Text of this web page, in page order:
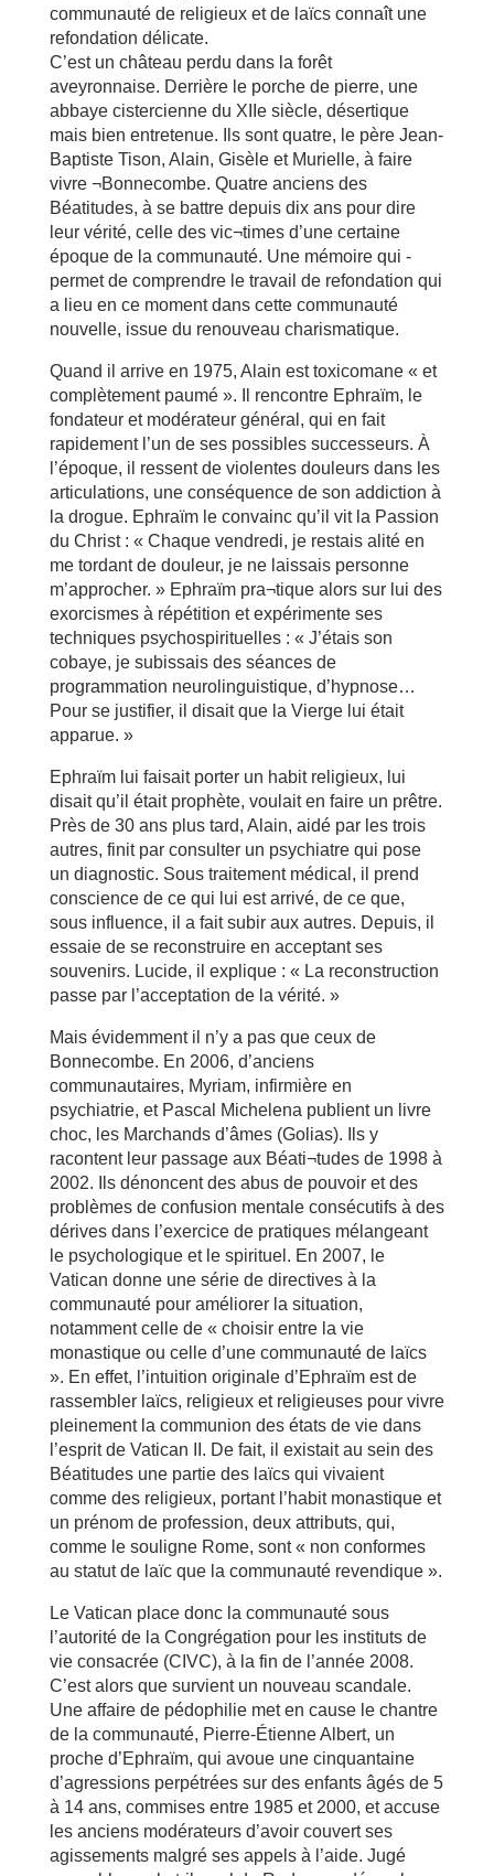
communauté de religieux et de laïcs connaît une
refondation délicate.
C’est un château perdu dans la forêt
aveyronnaise. Derrière le porche de pierre, une
abbaye cistercienne du XIIe siècle, désertique
mais bien entretenue. Ils sont quatre, le père Jean-
Baptiste Tison, Alain, Gisèle et Murielle, à faire
vivre ¬Bonnecombe. Quatre anciens des
Béatitudes, à se battre depuis dix ans pour dire
leur vérité, celle des vic¬times d’une certaine
époque de la communauté. Une mémoire qui -
permet de comprendre le travail de refondation qui
a lieu en ce moment dans cette communauté
nouvelle, issue du renouveau charismatique.
Quand il arrive en 1975, Alain est toxicomane « et
complètement paumé ». Il rencontre Ephraïm, le
fondateur et modérateur général, qui en fait
rapidement l’un de ses possibles successeurs. À
l’époque, il ressent de violentes douleurs dans les
articulations, une conséquence de son addiction à
la drogue. Ephraïm le convainc qu’il vit la Passion
du Christ : « Chaque vendredi, je restais alité en
me tordant de douleur, je ne laissais personne
m’approcher. » Ephraïm pra¬tique alors sur lui des
exorcismes à répétition et expérimente ses
techniques psychospirituelles : « J’étais son
cobaye, je subissais des séances de
programmation neurolinguistique, d’hypnose…
Pour se justifier, il disait que la Vierge lui était
apparue. »
Ephraïm lui faisait porter un habit religieux, lui
disait qu’il était prophète, voulait en faire un prêtre.
Près de 30 ans plus tard, Alain, aidé par les trois
autres, finit par consulter un psychiatre qui pose
un diagnostic. Sous traitement médical, il prend
conscience de ce qui lui est arrivé, de ce que,
sous influence, il a fait subir aux autres. Depuis, il
essaie de se reconstruire en acceptant ses
souvenirs. Lucide, il explique : « La reconstruction
passe par l’acceptation de la vérité. »
Mais évidemment il n’y a pas que ceux de
Bonnecombe. En 2006, d’anciens
communautaires, Myriam, infirmière en
psychiatrie, et Pascal Michelena publient un livre
choc, les Marchands d’âmes (Golias). Ils y
racontent leur passage aux Béati¬tudes de 1998 à
2002. Ils dénoncent des abus de pouvoir et des
problèmes de confusion mentale consécutifs à des
dérives dans l’exercice de pratiques mélangeant
le psychologique et le spirituel. En 2007, le
Vatican donne une série de directives à la
communauté pour améliorer la situation,
notamment celle de « choisir entre la vie
monastique ou celle d’une communauté de laïcs
». En effet, l’intuition originale d’Ephraïm est de
rassembler laïcs, religieux et religieuses pour vivre
pleinement la communion des états de vie dans
l’esprit de Vatican II. De fait, il existait au sein des
Béatitudes une partie des laïcs qui vivaient
comme des religieux, portant l’habit monastique et
un prénom de profession, deux attributs, qui,
comme le souligne Rome, sont « non conformes
au statut de laïc que la communauté revendique ».
Le Vatican place donc la communauté sous
l’autorité de la Congrégation pour les instituts de
vie consacrée (CIVC), à la fin de l’année 2008.
C’est alors que survient un nouveau scandale.
Une affaire de pédophilie met en cause le chantre
de la communauté, Pierre-Étienne Albert, un
proche d’Ephraïm, qui avoue une cinquantaine
d’agressions perpétrées sur des enfants âgés de 5
à 14 ans, commises entre 1985 et 2000, et accuse
les anciens modérateurs d’avoir couvert ses
agissements malgré ses appels à l’aide. Jugé